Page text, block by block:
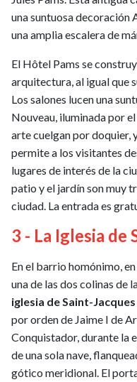
una suntuosa decoración
una amplia escalera de
El Hôtel Pams se
arquitectura, al igual que
Los salones lucen una
Nouveau, iluminada por
arte cuelgan por doquier,
permite a los visitantes
lugares de interés de la
patio y el jardín son muy
ciudad. La entrada es
3 - La Iglesia de
En el barrio homónimo,
una de las dos colinas de
iglesia de Saint-Jacques
por orden de Jaime I de
Conquistador, durante la
de una sola nave,
gótico meridional. El